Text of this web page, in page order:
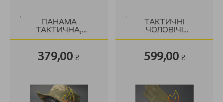
.
ПАНАМА
ТАКТИЧНА,
ПІКСЕЛЬ
379,00₴
.
ТАКТИЧНІ
ЧОЛОВІЧІ
РУКАВИЦІ
599,00 ₴